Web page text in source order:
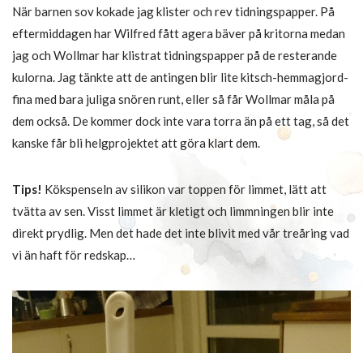
När barnen sov kokade jag klister och rev tidningspapper. På
eftermiddagen har Wilfred fått agera bäver på kritorna medan
jag och Wollmar har klistrat tidningspapper på de resterande
kulorna. Jag tänkte att de antingen blir lite kitsch-hemmagjord-
fina med bara juliga snören runt, eller så får Wollmar måla på
dem också. De kommer dock inte vara torra än på ett tag, så det
kanske får bli helgprojektet att göra klart dem.
Tips! Kökspenseln av silikon var toppen för limmet, lätt att
tvätta av sen. Visst limmet är kletigt och limmningen blir inte
direkt prydlig. Men det hade det inte blivit med vår treåring vad
vi än haft för redskap…